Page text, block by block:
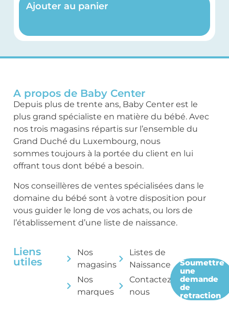
Ajouter au panier
A propos de Baby Center
Depuis plus de trente ans, Baby Center est le
plus grand spécialiste en matière du bébé. Avec
nos trois magasins répartis sur l’ensemble du
Grand Duché du Luxembourg, nous
sommes toujours à la portée du client en lui
offrant tous dont bébé a besoin.
Nos conseillères de ventes spécialisées dans le
domaine du bébé sont à votre disposition pour
vous guider le long de vos achats, ou lors de
l’établissement d’une liste de naissance.
Liens
utiles
Nos
magasins
Nos
marques
Listes de
Naissance
Contactez-
nous
Soumettre
une
demande
de
retraction